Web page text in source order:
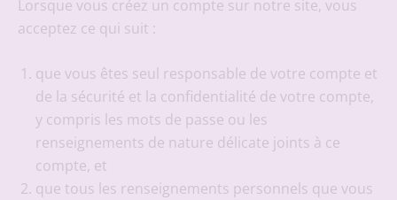
Lorsque vous créez un compte sur notre site, vous
acceptez ce qui suit :
que vous êtes seul responsable de votre compte et
de la sécurité et la confidentialité de votre compte,
y compris les mots de passe ou les
renseignements de nature délicate joints à ce
compte, et
que tous les renseignements personnels que vous